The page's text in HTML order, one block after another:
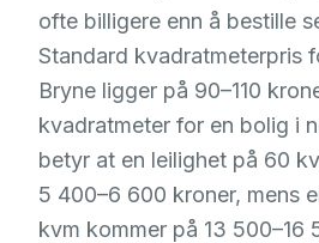
ofte billigere enn å bestille
Standard kvadratmeterpris
Bryne ligger på 90–110
kvadratmeter for en bolig i
betyr at en leilighet på 60
5 400–6 600 kroner, mens
kvm kommer på 13 500–16